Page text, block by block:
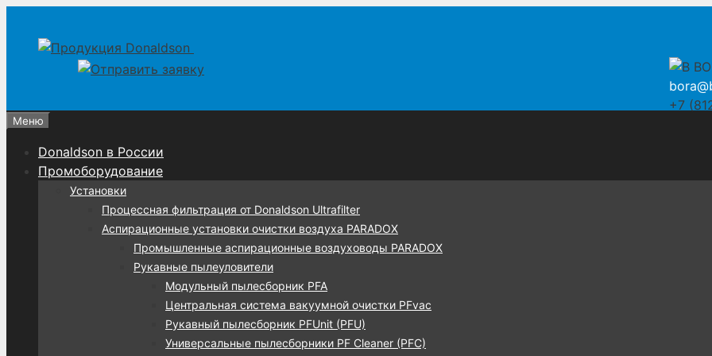
содержимому
содержимому
+7
Меню
Donaldson в России
Промоборудование
Установки
Процессная фильтрация от Donaldson Ultrafilter
Аспирационные установки очистки воздуха PARADOX
Промышленные аспирационные воздуховоды PARADOX
Рукавные пылеуловители
Модульный пылесборник PFA
Центральная система вакуумной очистки PFvac
Рукавный пылесборник PFUnit (PFU)
Универсальные пылесборники PF Cleaner (PFC)